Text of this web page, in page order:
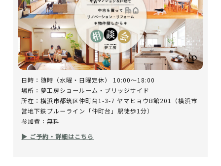
日時：随時（水曜・日曜定休） 10:00～18:00
場所：夢工房ショールーム・ブリッジサイド
所在：横浜市都筑区仲町台1-3-7 ヤマヒョウB館201（横浜市
営地下鉄ブルーライン「仲町台」駅徒歩1分）
参加費：無料
▶ ご予約・詳細はこちら